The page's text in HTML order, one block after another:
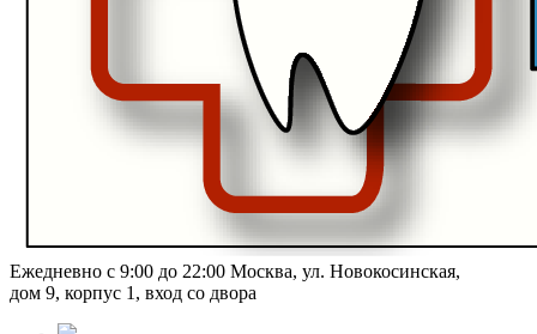
Ежедневно с 9:00 до 22:00 Москва, ул. Новокосинская,
дом 9, корпус 1, вход со двора